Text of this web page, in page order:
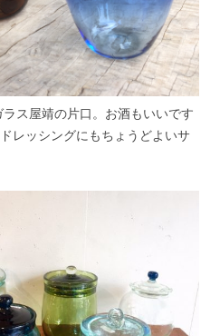
ス屋靖の片口。お酒もいいです
レッシングにもちょうどよいサ